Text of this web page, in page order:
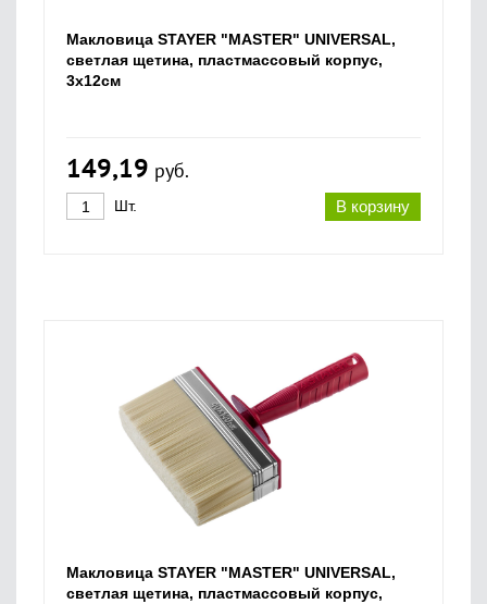
Макловица STAYER "MASTER" UNIVERSAL,
светлая щетина, пластмассовый корпус,
3х12см
149,19 руб.
В корзину
Шт.
Макловица STAYER "MASTER" UNIVERSAL,
светлая щетина, пластмассовый корпус,